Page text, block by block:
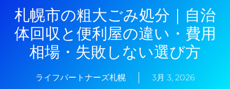
札幌市の粗大ごみ処分｜自治
体回収と便利屋の違い・費用
相場・失敗しない選び方
ライフパートナーズ札幌 3月 3, 2026